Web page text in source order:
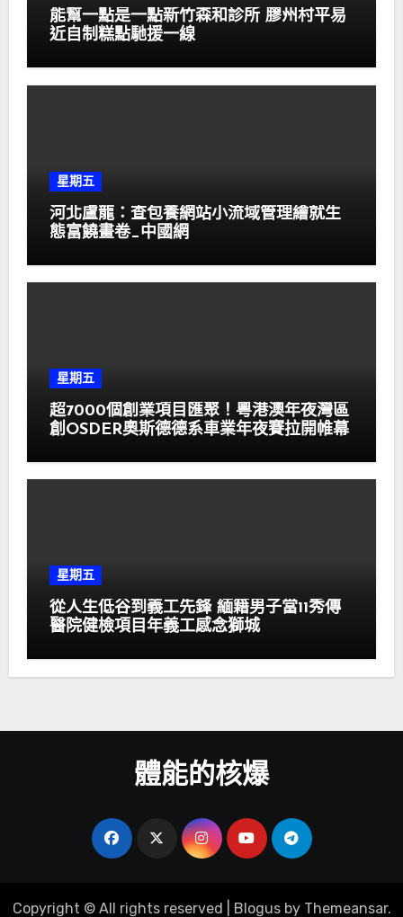
能幫一點是一點新竹森和診所 膠州村平易
近自制糕點馳援一線
星期五
河北盧龍：查包養網站小流域管理繪就生
態富饒畫卷_中國網
星期五
超7000個創業項目匯聚！粵港澳年夜灣區
創OSDER奧斯德德系車業年夜賽拉開帷幕
星期五
從人生低谷到義工先鋒 緬籍男子當11秀傳
醫院健檢項目年義工感念獅城
體能的核爆
Copyright © All rights reserved Blogusby Themeansar.